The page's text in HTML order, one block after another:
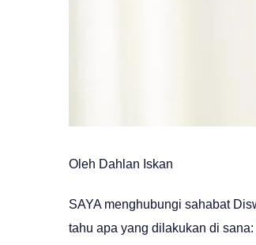
Oleh Dahlan Iskan
SAYA menghubungi sahabat
tahu apa yang dilakukan di